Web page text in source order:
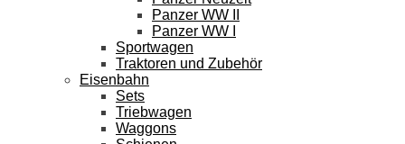
Panzer WW II
Panzer WW I
Sportwagen
Traktoren und Zubehör
Eisenbahn
Sets
Triebwagen
Waggons